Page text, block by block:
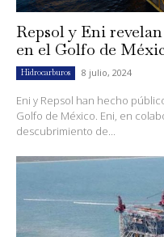
Repsol y Eni
en el Golfo de
Hidrocarburos 8 julio, 2024
Eni y Repsol han hecho
Golfo de México. Eni, en
descubrimiento de...